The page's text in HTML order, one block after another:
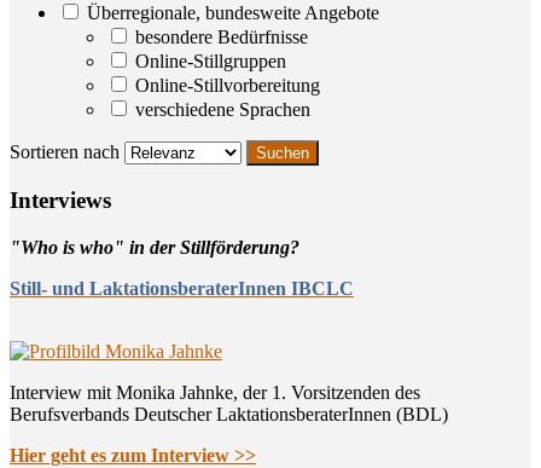
Überregionale, bundesweite Angebote
besondere Bedürfnisse
Online-Stillgruppen
Online-Stillvorbereitung
verschiedene Sprachen
Sortieren nach
Inter­views
"Who is who" in der Stillförderung?
Still- und LaktationsberaterInnen IBCLC
Interview mit Monika Jahnke, der 1. Vorsitzenden des
Berufsverbands Deutscher LaktationsberaterInnen (BDL)
Hier geht es zum Interview >>